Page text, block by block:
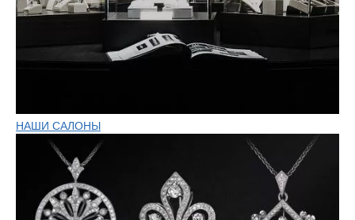
НАШИ САЛОНЫ